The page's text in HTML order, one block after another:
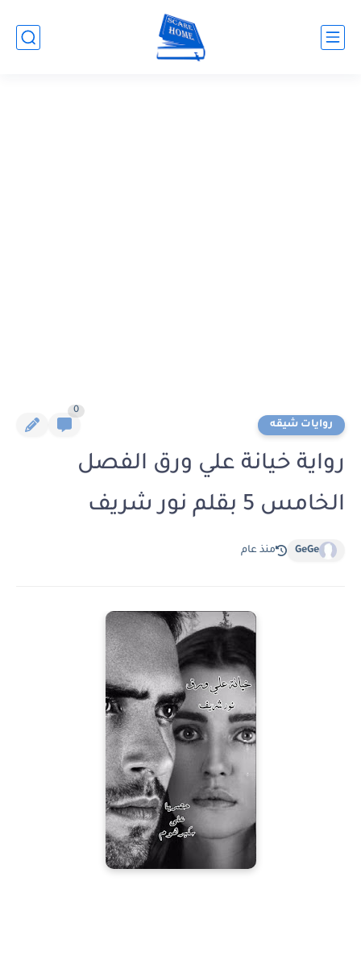
روايات شيقه
0
رواية خيانة علي ورق الفصل
الخامس 5 بقلم نور شريف
GeGe منذ عام